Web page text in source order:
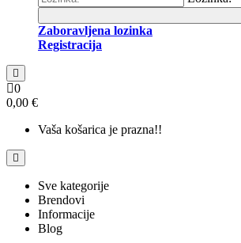
Zaboravljena lozinka
Registracija
0
0,00 €
Vaša košarica je prazna!!
Sve kategorije
Brendovi
Informacije
Blog